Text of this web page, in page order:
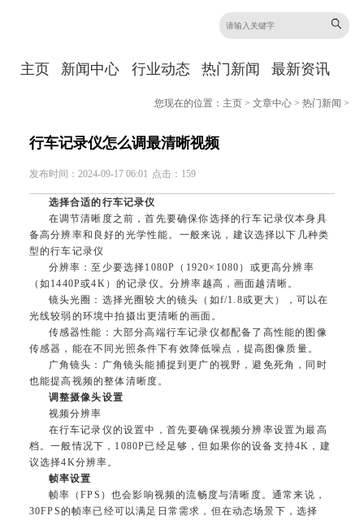
主页 新闻中心 行业动态 热门新闻 最新资讯
您现在的位置： 主页 >文章中心 >热门新闻 >
行车记录仪怎么调最清晰视频
发布时间：2024-09-17 06:01 点击：159
选择合适的行车记录仪
在调节清晰度之前，首先要确保你选择的行车记录仪本身具
备高分辨率和良好的光学性能。一般来说，建议选择以下几种类
型的行车记录仪
分辨率：至少要选择1080P（1920×1080）或更高分辨率
（如1440P或4K）的记录仪。分辨率越高，画面越清晰。
镜头光圈：选择光圈较大的镜头（如f/1.8或更大），可以在
光线较弱的环境中拍摄出更清晰的画面。
传感器性能：大部分高端行车记录仪都配备了高性能的图像
传感器，能在不同光照条件下有效降低噪点，提高图像质量。
广角镜头：广角镜头能捕捉到更广的视野，避免死角，同时
也能提高视频的整体清晰度。
调整摄像头设置
视频分辨率
在行车记录仪的设置中，首先要确保视频分辨率设置为最高
档。一般情况下，1080P已经足够，但如果你的设备支持4K，建
议选择4K分辨率。
帧率设置
帧率（FPS）也会影响视频的流畅度与清晰度。通常来说，
30FPS的帧率已经可以满足日常需求，但在动态场景下，选择